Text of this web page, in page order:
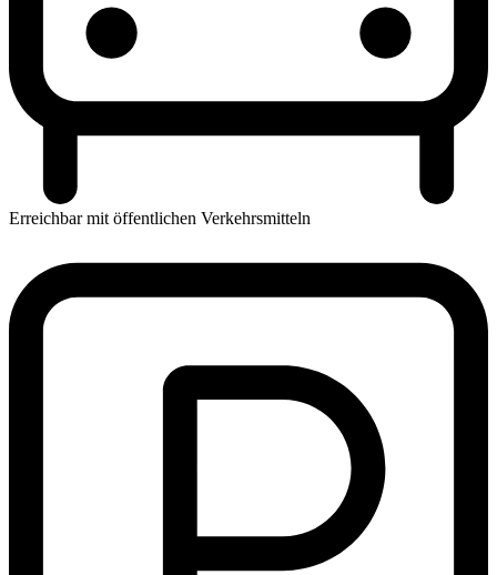
Erreichbar mit öffentlichen Verkehrsmitteln